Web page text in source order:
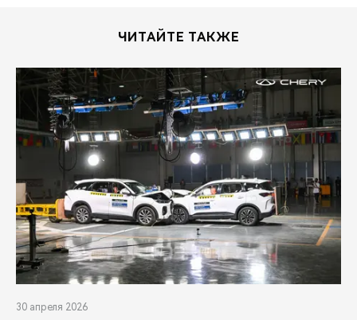
ЧИТАЙТЕ ТАКЖЕ
30 апреля 2026